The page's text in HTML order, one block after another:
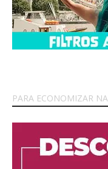
PARA ECONOMIZAR